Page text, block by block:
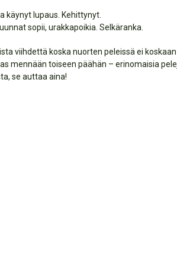
käynyt lupaus. Kehittynyt.
sopii, urakkapoikia. Selkäranka.
viihdettä koska nuorten peleissä ei
mennään toiseen päähän – erinomaisia
se auttaa aina!